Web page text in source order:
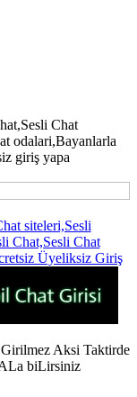
Chat
odalari,Bayanlarla
giriş yapa
siteleri,Sesli
Chat,Sesli Chat
Üyeliksiz Giriş
Aksi Taktirde
biLirsiniz